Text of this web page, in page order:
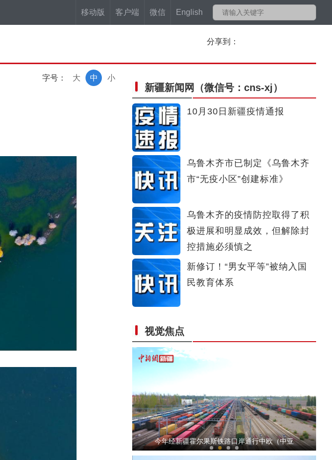
移动版 客户端 微信 English
分享到：
字号： 小
中
大
新疆新闻网 （微信号：cns-xj）
10月30日新疆疫情通报
乌鲁木齐市已制定《乌鲁木齐
市“无疫小区”创建标准》
乌鲁木齐的疫情防控取得了积
极进展和明显成效，但解除封
控措施必须慎之
新修订！“男女平等”被纳入国
民教育体系
视觉焦点
吉木乃县庆祝第二十三个中国记者节——脚上
【万人说新疆】从景区讲解员到民宿老板 新疆
今年经新疆霍尔果斯铁路口岸通行中欧（中亚